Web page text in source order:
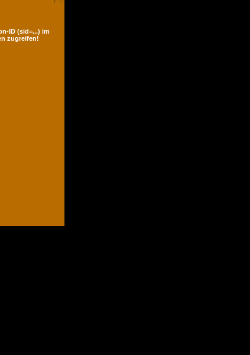
ID (sid=...) im
zugreifen!